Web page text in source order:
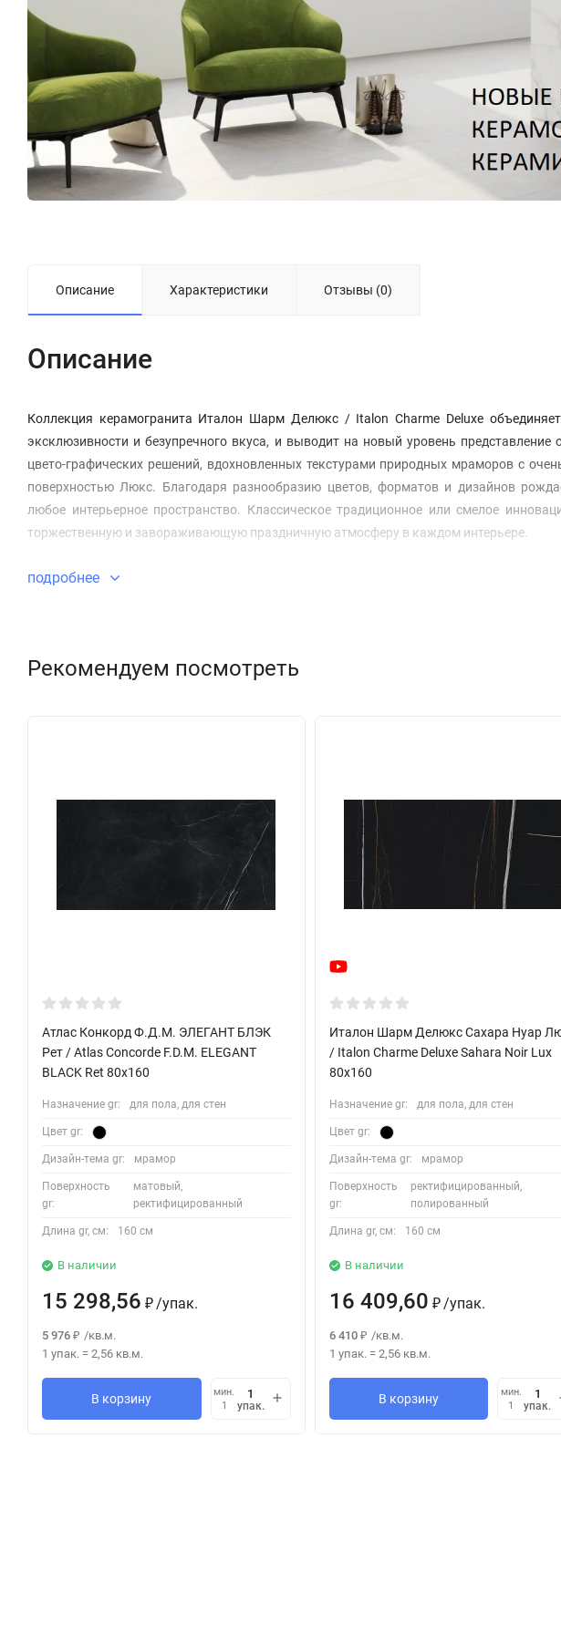
Описание Характеристики Отзывы (0)
Описание
Коллекция керамогранита Италон Шарм Делюкс / Italon Charme Deluxe
эксклюзивности и безупречного вкуса, и выводит на новый уровень
цвето-графических решений, вдохновленных текстурами природных мраморов с
поверхностью Люкс. Благодаря разнообразию цветов, форматов и дизайнов
любое интерьерное пространство. Классическое традиционное или смелое
торжественную и завораживающую праздничную атмосферу в каждом интерьере.
подробнее
Рекомендуем посмотреть
Атлас Конкорд Ф.Д.М. ЭЛЕГАНТ БЛЭК
Рет / Atlas Concorde F.D.M. ELEGANT
BLACK Ret 80x160
Назначение gr: для пола, для стен
Цвет gr:
Дизайн-тема gr: мрамор
Поверхность
gr:
матовый,
ректифицированный
Длина gr, см: 160 см
В наличии
15 298,56 ₽ /упак.
5 976 ₽ /кв.м.
1 упак. = 2,56 кв.м.
В корзину
мин.
1
упак.
Италон Шарм Делюкс Сахара Нуар
/ Italon Charme Deluxe Sahara Noir Lux
80x160
Назначение gr: для пола, для стен
Цвет gr:
Дизайн-тема gr: мрамор
Поверхность
gr:
ректифицированный,
полированный
Длина gr, см: 160 см
В наличии
16 409,60 ₽ /упак.
6 410 ₽ /кв.м.
1 упак.= 2,56 кв.м.
В корзину
мин.
1
упак.